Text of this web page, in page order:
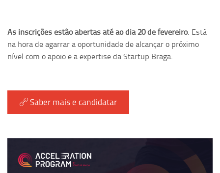
As inscrições estão abertas até ao dia 20 de fevereiro. Está
na hora de agarrar a oportunidade de alcançar o próximo
nível com o apoio e a expertise da Startup Braga.
Saber mais e candidatar